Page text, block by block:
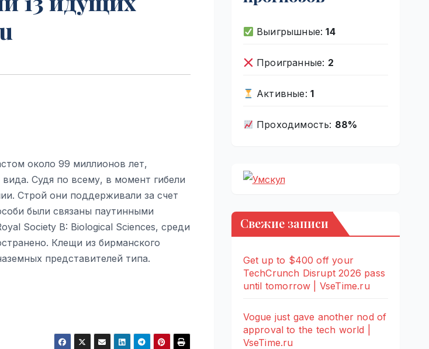
около 99 миллионов лет,
Судя по всему, в момент гибели
Строй они поддерживали за счет
были связаны паутинными
Society B: Biological Sciences, среди
Клещи из бирманского
представителей типа.
Выигрышные:14
Проигранные: 2
Активные: 1
Проходимость: 88%
Свежие записи
Get up to $400 off your
TechCrunch Disrupt 2026 pass
until tomorrow | VseTime.ru
Vogue just gave another nod of
approval to the tech world |
VseTime.ru